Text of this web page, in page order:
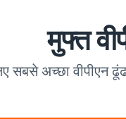
मुफ्त
सबसे अच्छा वीपीएन